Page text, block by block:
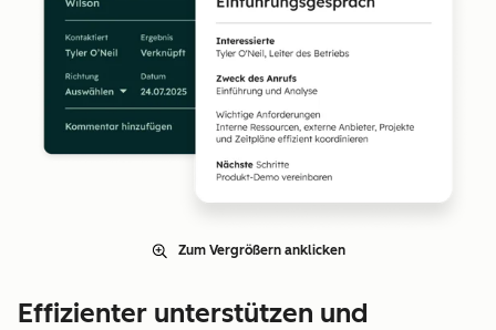
Zum Vergrößern anklicken
Effizienter unterstützen und